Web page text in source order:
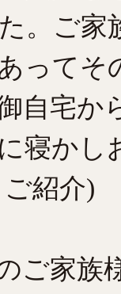
。ご家
って
自宅か
寝かし
紹介)
ご家族